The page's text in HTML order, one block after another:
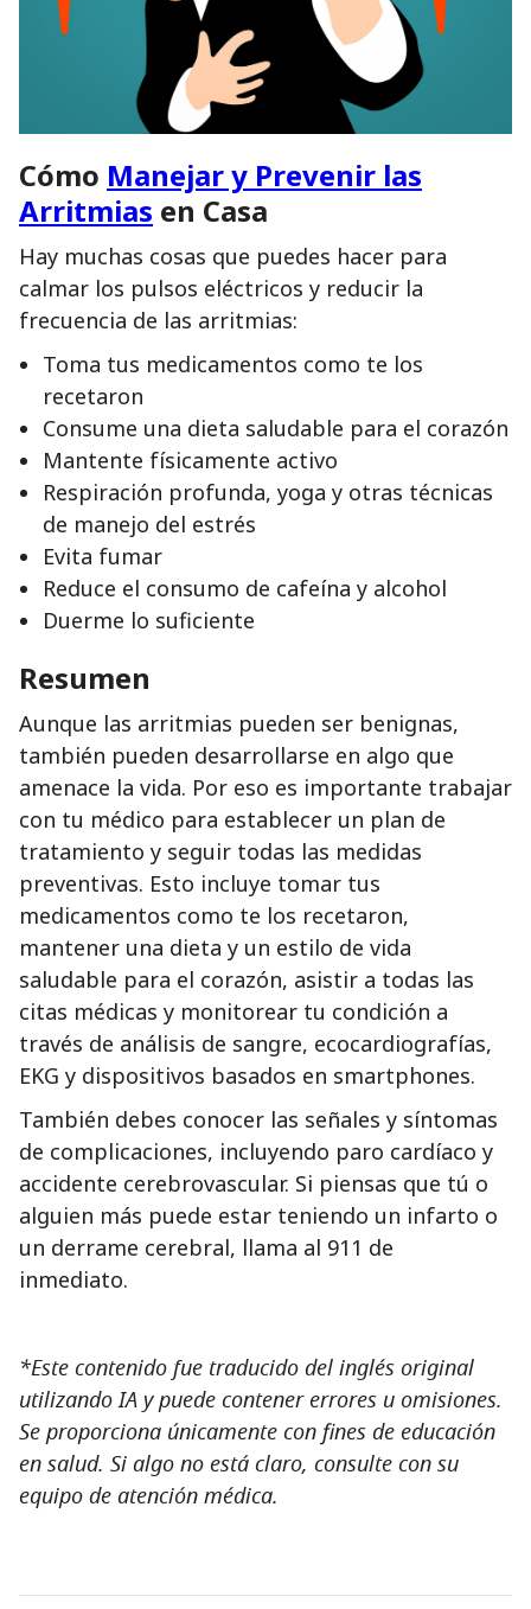
Cómo Manejar y Prevenir las
Arritmias en Casa
Hay muchas cosas que puedes hacer para
calmar los pulsos eléctricos y reducir la
frecuencia de las arritmias:
Toma tus medicamentos como te los
recetaron
Consume una dieta saludable para el corazón
Mantente físicamente activo
Respiración profunda, yoga y otras técnicas
de manejo del estrés
Evita fumar
Reduce el consumo de cafeína y alcohol
Duerme lo suficiente
Resumen
Aunque las arritmias pueden ser benignas,
también pueden desarrollarse en algo que
amenace la vida. Por eso es importante trabajar
con tu médico para establecer un plan de
tratamiento y seguir todas las medidas
preventivas. Esto incluye tomar tus
medicamentos como te los recetaron,
mantener una dieta y un estilo de vida
saludable para el corazón, asistir a todas las
citas médicas y monitorear tu condición a
través de análisis de sangre, ecocardiografías,
EKG y dispositivos basados en smartphones.
También debes conocer las señales y síntomas
de complicaciones, incluyendo paro cardíaco y
accidente cerebrovascular. Si piensas que tú o
alguien más puede estar teniendo un infarto o
un derrame cerebral, llama al 911 de
inmediato.
*Este contenido fue traducido del inglés original
utilizando IA y puede contener errores u omisiones.
Se proporciona únicamente con fines de educación
en salud. Si algo no está claro, consulte con su
equipo de atención médica.